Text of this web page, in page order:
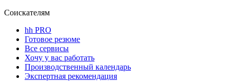
Соискателям
hh PRO
Готовое резюме
Все сервисы
Хочу у вас работать
Производственный календарь
Экспертная рекомендация